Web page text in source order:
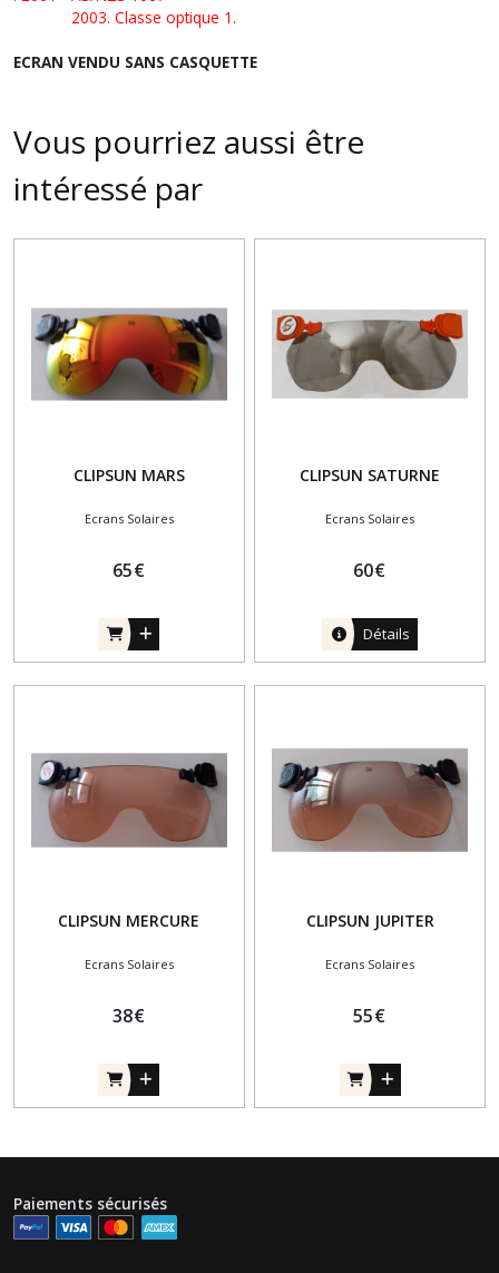
2003. Classe optique 1.
ECRAN VENDU SANS CASQUETTE
Vous pourriez aussi être
intéressé par
CLIPSUN MARS
Ecrans Solaires
65€
CLIPSUN SATURNE
Ecrans Solaires
60€
Détails
CLIPSUN MERCURE
Ecrans Solaires
38€
CLIPSUN JUPITER
Ecrans Solaires
55€
Paiements sécurisés